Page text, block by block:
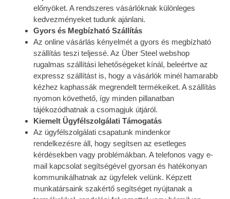
előnyöket. A rendszeres vásárlóknak különleges
kedvezményeket tudunk ajánlani.
Gyors és Megbízható Szállítás
Az online vásárlás kényelmét a gyors és megbízható
szállítás teszi teljessé. Az Über Steel webshop
rugalmas szállítási lehetőségeket kínál, beleértve az
expressz szállítást is, hogy a vásárlók minél hamarabb
kézhez kaphassák megrendelt termékeiket. A szállítás
nyomon követhető, így minden pillanatban
tájékozódhatnak a csomagjuk útjáról.
Kiemelt Ügyfélszolgálati Támogatás
Az ügyfélszolgálati csapatunk mindenkor
rendelkezésre áll, hogy segítsen az esetleges
kérdésekben vagy problémákban. A telefonos vagy e-
mail kapcsolat segítségével gyorsan és hatékonyan
kommunikálhatnak az ügyfelek velünk. Képzett
munkatársaink szakértő segítséget nyújtanak a